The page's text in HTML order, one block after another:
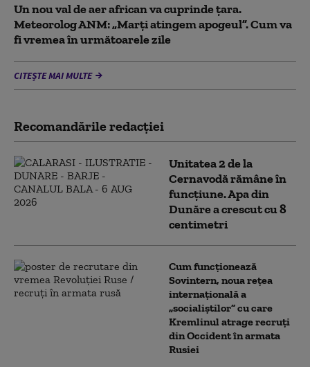
Un nou val de aer african va cuprinde țara.
Meteorolog ANM: „Marți atingem apogeul”. Cum va
fi vremea în următoarele zile
CITEȘTE MAI MULTE
Recomandările redacţiei
Unitatea 2 de la
Cernavodă rămâne în
funcțiune. Apa din
Dunăre a crescut cu 8
centimetri
Cum funcționează
Sovintern, noua rețea
internațională a
„socialiștilor” cu care
Kremlinul atrage recruți
din Occident în armata
Rusiei